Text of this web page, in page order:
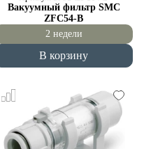
Вакуумный фильтр SMC
ZFC54-B
2 недели
В корзину